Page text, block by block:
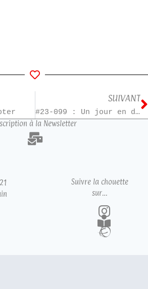
SUIVANT
#23-099 : Un jour en décembre
à la Newsletter
Suivre la chouette
sur…